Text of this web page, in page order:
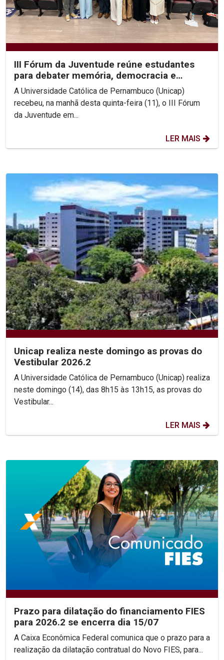
III Fórum da Juventude reúne estudantes
para debater memória, democracia e
direitos humanos na...
A Universidade Católica de Pernambuco (Unicap)
recebeu, na manhã desta quinta-feira (11), o III Fórum
da Juventude em...
LER MAIS
Unicap realiza neste domingo as provas do
Vestibular 2026.2
A Universidade Católica de Pernambuco (Unicap) realiza
neste domingo (14), das 8h15 às 13h15, as provas do
Vestibular...
LER MAIS
Prazo para dilatação do financiamento FIES
para 2026.2 se encerra dia 15/07
A Caixa Econômica Federal comunica que o prazo para a
realização da dilatação contratual do Novo FIES, para...